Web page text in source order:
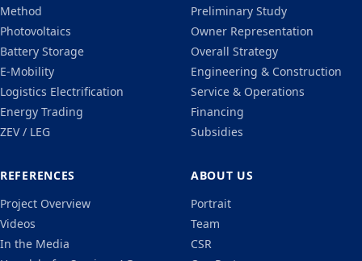
Method
Photovoltaics
Battery Storage
E-Mobility
Logistics Electrification
Energy Trading
ZEV / LEG
Preliminary Study
Owner Representation
Overall Strategy
Engineering & Construction
Service & Operations
Financing
Subsidies
REFERENCES
Project Overview
Videos
In the Media
ABOUT US
Portrait
Team
CSR